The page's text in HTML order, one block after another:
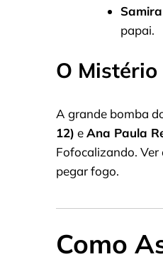
papai.
O
A grande bomba
12) eAna Paula
Fofocalizando.
pegar fogo.
Como